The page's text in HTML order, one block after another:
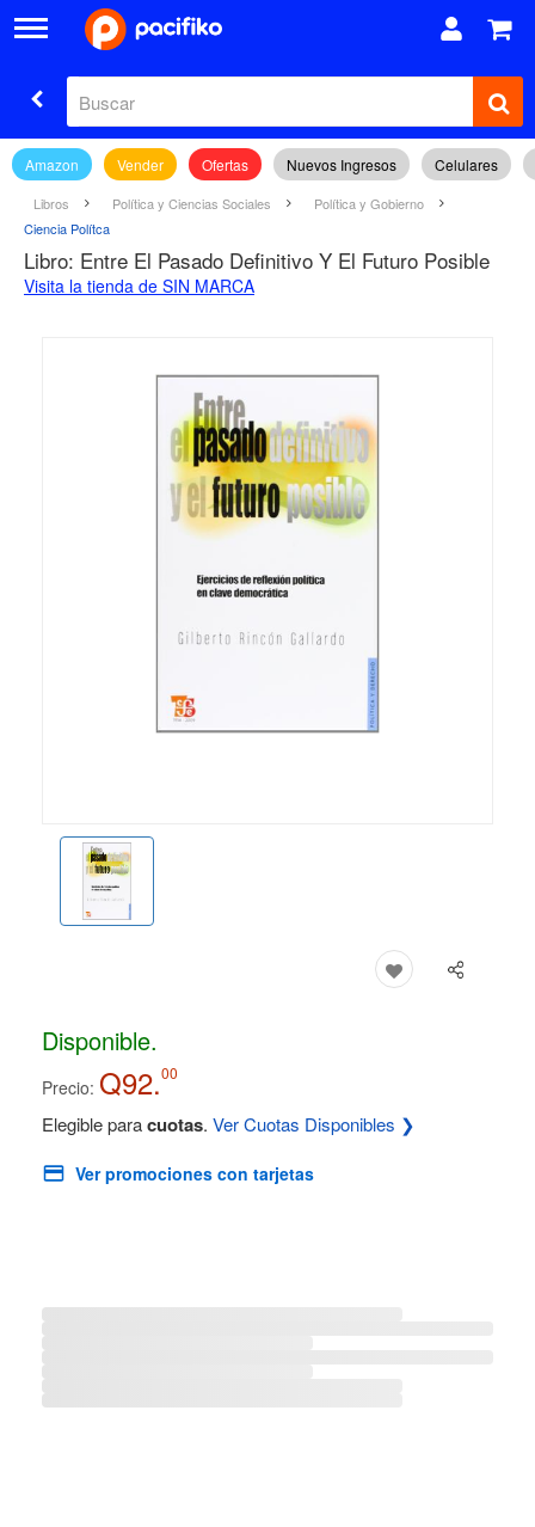
Amazon Vender Ofertas Nuevos Ingresos Celulares
Libros Política y Ciencias Sociales
Política y Gobierno
Ciencia Polítca
Libro: Entre El Pasado Definitivo Y El Futuro Posible
Visita la tienda de SIN MARCA
Disponible.
Precio: Q92.00
Elegible paracuotas. Ver Cuotas Disponibles ❯
Ver promociones con tarjetas